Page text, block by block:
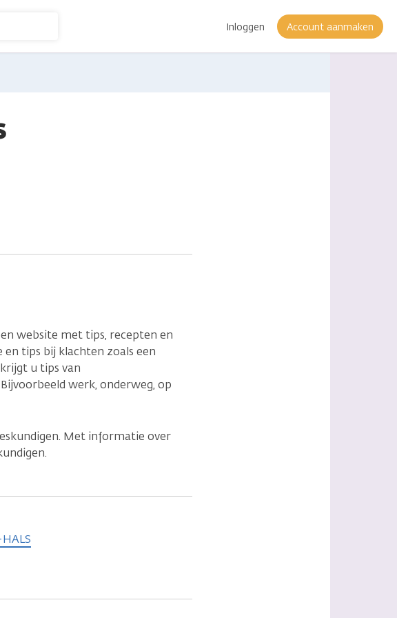
Inloggen Account aanmaken
website met tips, recepten en
tips bij klachten zoals een
u tips van
werk, onderweg, op
Met informatie over